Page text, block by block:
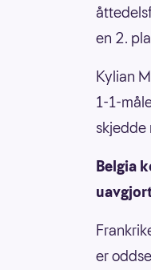
en 2.
Kylian
1-1-
skjedde
Belgia
er